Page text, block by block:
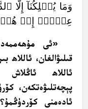
وَمَا يُهۡلِكُنَآ
عِلۡمٍۖ إِنۡ هُمۡ إِلَّا
«ئى
قىلىۋالغان، ئاللاھ
ئاللاھ ئاڭلاش
پېچەتلىۋەتكەن،
ئادەمنى